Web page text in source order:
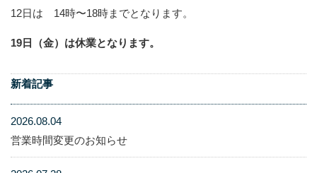
新着記事
2026.08.04
営業時間変更のお知らせ
12日は 14時〜18時までとなります。
19日（金）は休業となります。